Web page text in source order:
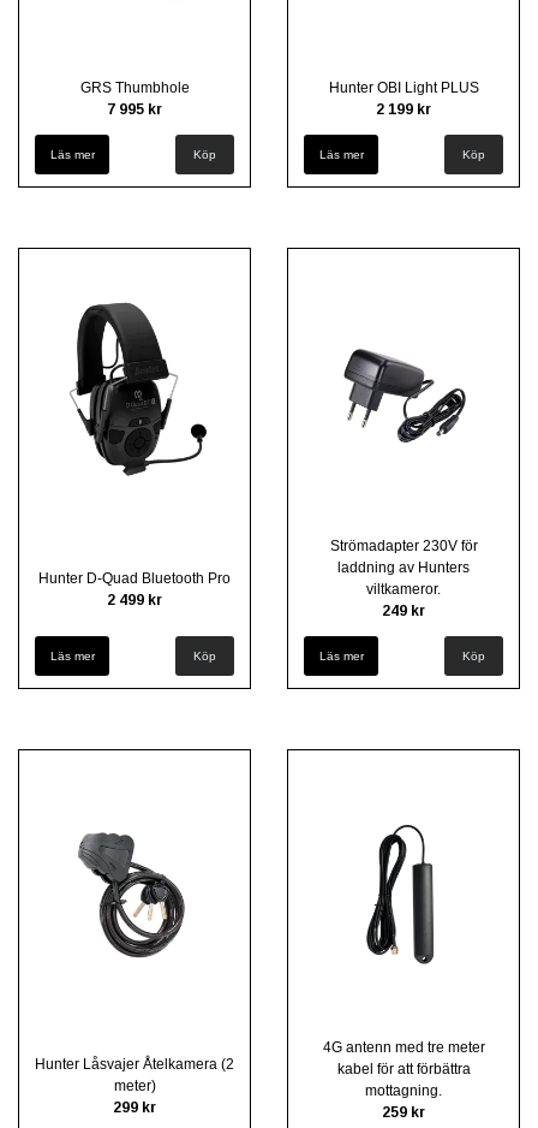
GRS Thumbhole
7 995 kr
Läs mer Köp
Hunter OBI Light PLUS
2 199 kr
Läs mer
Hunter D-Quad Bluetooth Pro
2 499 kr
Läs mer
Strömadapter 230V för
laddning av Hunters
viltkameror.
249 kr
Läs mer
Hunter Låsvajer Åtelkamera (2
meter)
299 kr
4G antenn med tre meter
kabel för att förbättra
mottagning.
259 kr